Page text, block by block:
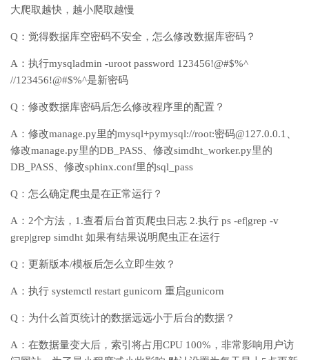
大爬取越快，越小爬取越慢
Q：觉得数据库空密码不安全，怎么修改数据库密码？
A：执行mysqladmin -uroot password 123456!@#$%^
//123456!@#$%^是新密码
Q：修改数据库密码后怎么修改程序里的配置？
A：修改manage.py里的mysql+pymysql://root:密码@127.0.0.1、
修改manage.py里的DB_PASS、修改simdht_worker.py里的
DB_PASS、修改sphinx.conf里的sql_pass
Q：怎么确定爬虫是在正常运行？
A：2个方法，1.查看后台首页爬虫日志 2.执行 ps -ef|grep -v
grep|grep simdht 如果有结果说明爬虫正在运行
Q：更新版本/模板后怎么立即生效？
A：执行 systemctl restart gunicorn 重启gunicorn
Q：为什么首页统计的数据远远小于后台的数据？
A：在数据量变大后，索引将占用CPU 100%，非常影响用户访